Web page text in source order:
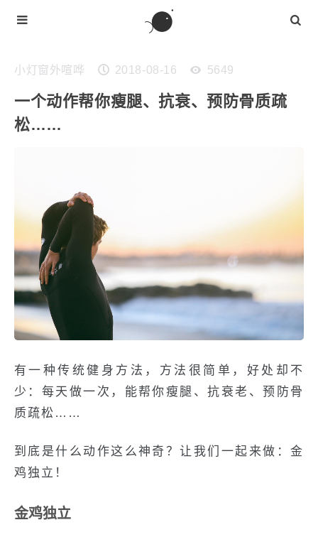
小灯窗外喧哗 2018-08-16 5649
一个动作帮你瘦腿、抗衰、预防骨质疏
松……
有一种传统健身方法，方法很简单，好处却不
少：每天做一次，能帮你瘦腿、抗衰老、预防骨
质疏松……
到底是什么动作这么神奇？让我们一起来做：金
鸡独立！
金鸡独立